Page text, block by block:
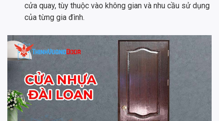
cửa quay, tùy thuộc vào không gian và nhu cầu sử dụng
của từng gia đình.